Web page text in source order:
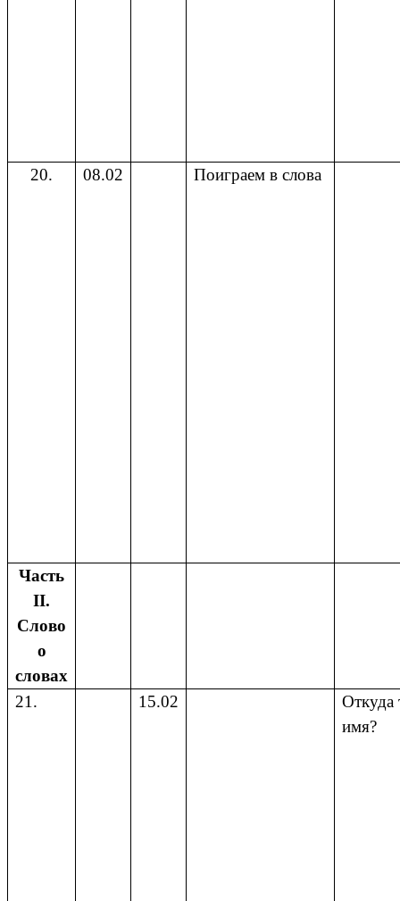
20. 08.02 Поиграем в слова
Часть
II.
Слово
о
словах
21.
15.02
Откуда
имя?